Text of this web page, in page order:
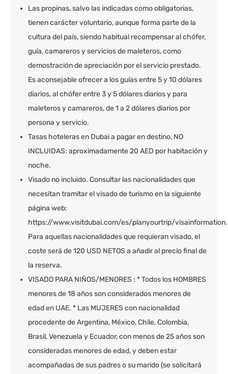
Las propinas, salvo las indicadas como obligatorias,
tienen carácter voluntario, aunque forma parte de la
cultura del país, siendo habitual recompensar al chófer,
guía, camareros y servicios de maleteros, como
demostración de apreciación por el servicio prestado.
Es aconsejable ofrecer a los guías entre 5 y 10 dólares
diarios, al chófer entre 3 y 5 dólares diarios y para
maleteros y camareros, de 1 a 2 dólares diarios por
persona y servicio.
Tasas hoteleras en Dubai a pagar en destino, NO
INCLUIDAS: aproximadamente 20 AED por habitación y
noche.
Visado no incluido. Consultar las nacionalidades que
necesitan tramitar el visado de turismo en la siguiente
página web:
https://www.visitdubai.com/es/planyourtrip/visainformation.
Para aquellas nacionalidades que requieran visado, el
coste será de 120 USD NETOS a añadir al precio final de
la reserva.
VISADO PARA NIÑOS/MENORES : * Todos los HOMBRES
menores de 18 años son considerados menores de
edad en UAE. * Las MUJERES con nacionalidad
procedente de Argentina, México, Chile, Colombia,
Brasil, Venezuela y Ecuador, con menos de 25 años son
consideradas menores de edad, y deben estar
acompañadas de sus padres o su marido (se solicitará